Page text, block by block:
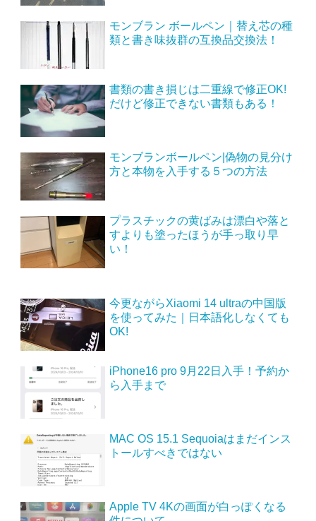
モンブラン ボールペン｜替え芯の種
類と書き味抜群の互換品交換法！
書類の書き損じは二重線で修正OK!
だけど修正できない書類もある！
モンブランボールペン|偽物の見分け
方と本物を入手する５つの方法
プラスチックの黄ばみは漂白や落と
すよりも塗ったほうが手っ取り早
い！
今更ながらXiaomi 14 ultraの中国版
を使ってみた｜日本語化しなくても
OK!
iPhone16 pro 9月22日入手！予約か
ら入手まで
MAC OS 15.1 Sequoiaはまだインス
トールすべきではない
Apple TV 4Kの画面が白っぽくなる